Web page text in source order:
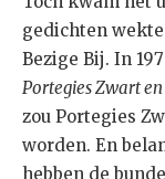
gedichten
Bezige Bij. In
Portegies Zwart
zou Portegies
worden. En
hebben de